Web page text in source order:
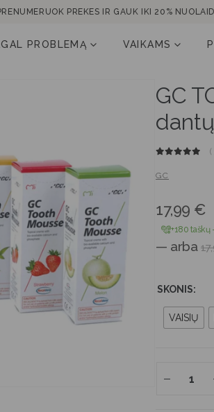
PREKES IR GAUK IKI 20%
PROBLEMĄ VAIKAMS
GC
GC
17,99 €
+180 taškų
— arba
SKONIS
VAISIŲ